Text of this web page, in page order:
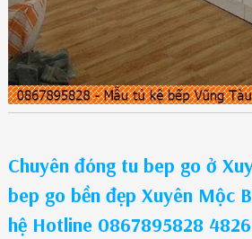
Chuyên đóng tu bep go ở
bep go bền đẹp Xuyên Mộc
hệ Hotline 0867895828